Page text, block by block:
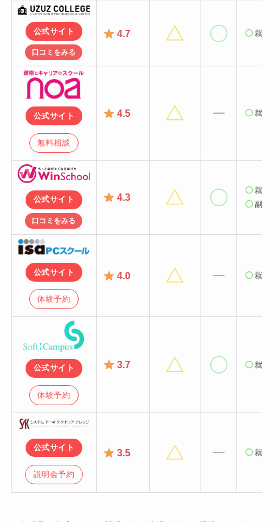
公式サイト
口コミをみる
4.7 就業
公式サイト
無料相談
4.5 就業
公式サイト
口コミをみる
4.3
就業
副業
公式サイト
体験予約
4.0 就業
公式サイト
体験予約
3.7 就業
公式サイト
説明会予約
3.5 就業